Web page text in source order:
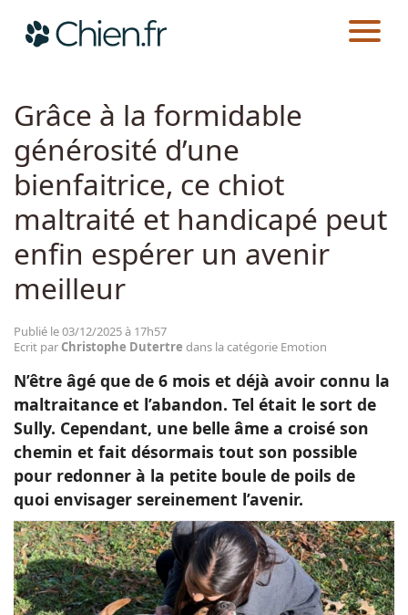
Races
Guides
CHIEN.FR ACTUALITÉS
Grâce à la formidable
générosité d’une
bienfaitrice, ce chiot
maltraité et handicapé peut
enfin espérer un avenir
meilleur
Publié le 03/12/2025 à 17h57
Ecrit par Christophe Dutertre dans la catégorie Emotion
N’être âgé que de 6 mois et déjà avoir connu la
maltraitance et l’abandon. Tel était le sort de
Sully. Cependant, une belle âme a croisé son
chemin et fait désormais tout son possible
pour redonner à la petite boule de poils de
quoi envisager sereinement l’avenir.